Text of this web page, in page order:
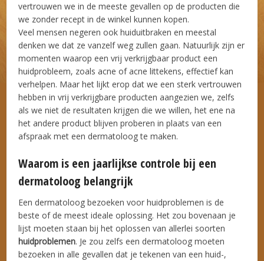
vertrouwen we in de meeste gevallen op de producten die
we zonder recept in de winkel kunnen kopen.
Veel mensen negeren ook huiduitbraken en meestal
denken we dat ze vanzelf weg zullen gaan. Natuurlijk zijn er
momenten waarop een vrij verkrijgbaar product een
huidprobleem, zoals acne of acne littekens, effectief kan
verhelpen. Maar het lijkt erop dat we een sterk vertrouwen
hebben in vrij verkrijgbare producten aangezien we, zelfs
als we niet de resultaten krijgen die we willen, het ene na
het andere product blijven proberen in plaats van een
afspraak met een dermatoloog te maken.
Waarom is een jaarlijkse controle bij een
dermatoloog belangrijk
Een dermatoloog bezoeken voor huidproblemen is de
beste of de meest ideale oplossing. Het zou bovenaan je
lijst moeten staan bij het oplossen van allerlei soorten
huidproblemen. Je zou zelfs een dermatoloog moeten
bezoeken in alle gevallen dat je tekenen van een huid-,